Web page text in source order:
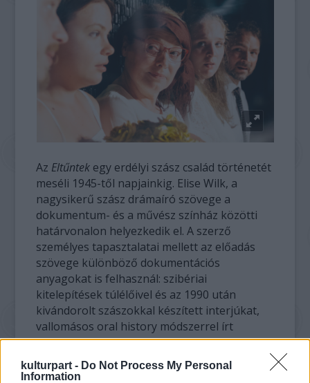
kulturpart - Do Not Process My Personal
Information
Az Eltűntek egy erdélyi szász család történetét
meséli 1945-től napjainkig. Elise Wilk, a
nagysikerű szász drámaíró szövege a
dokumentum- és a művész színház közötti
határvonalon helyezkedik el. A szerző
személyes tapasztalatai mellett az előadás
szövege különböző dokumentációs
anyagokat is felhasznál: szibériai
kitelepítések túlélőivel és az 1990 után
kivándorolt szászokkal készített interjúkat,
vallomásos oral history módszerrel írt
könyveket, irattári dokumentumokat és
sajtóanyagokat.